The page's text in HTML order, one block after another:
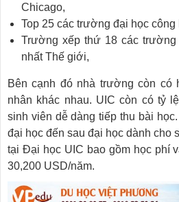
Chicago,
Top 25 các trường đại học công
Trường xếp thứ 18 các
nhất Thế giới,
Bên cạnh đó nhà trường còn
nhân khác nhau. UIC còn có tỷ
sinh viên dễ dàng tiếp thu bài
đại học đến sau đại học dành cho
tại Đại học UIC bao gồm học phí
30,200 USD/năm.